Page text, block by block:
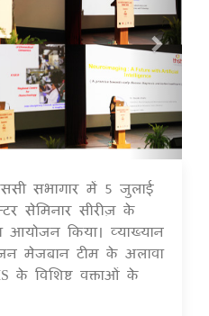
16 Jul 2020
सभागार में 5 जुलाई
सेमिनार सीरीज़ के
किया। व्याख्यान
मेजबान टीम के अलावा
के विशिष्ट वक्ताओं के